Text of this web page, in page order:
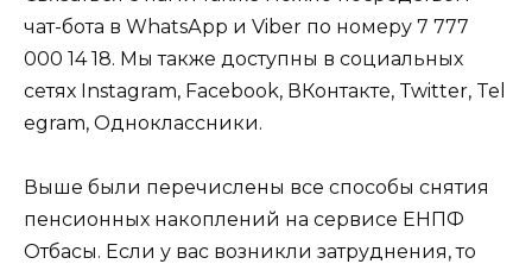
чат-бота в WhatsАpp и Viber по номеру 7 777
000 14 18. Мы также доступны в социальных
сетях Instagram, Facebook, ВКонтакте, Twitter, Tel
egram, Одноклассники.
Выше были перечислены все способы снятия
пенсионных накоплений на сервисе ЕНПФ
Отбасы. Если у вас возникли затруднения, то